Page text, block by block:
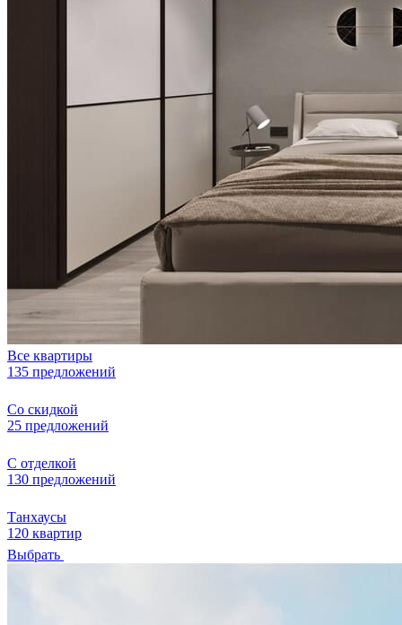
Все квартиры
135 предложений
Со скидкой
25 предложений
С отделкой
130 предложений
Танхаусы
120 квартир
Выбрать